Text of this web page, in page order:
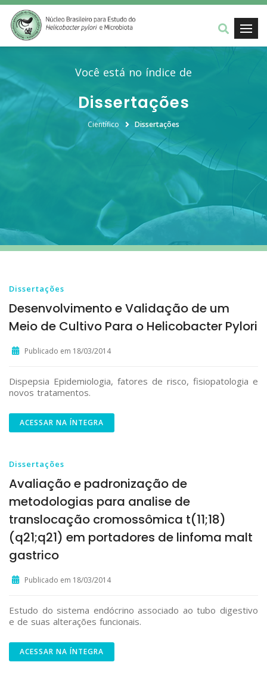
Você está no índice de
Dissertações
Científico Dissertações
Dissertações
Desenvolvimento e Validação de um
Meio de Cultivo Para o Helicobacter Pylori
Publicado em 18/03/2014
Dispepsia Epidemiologia, fatores de risco, fisiopatologia e
novos tratamentos.
ACESSAR NA ÍNTEGRA
Dissertações
Avaliação e padronização de
metodologias para analise de
translocação cromossômica t(11;18)
(q21;q21) em portadores de linfoma malt
gastrico
Publicado em 18/03/2014
Estudo do sistema endócrino associado ao tubo digestivo
e de suas alterações funcionais.
ACESSAR NA ÍNTEGRA